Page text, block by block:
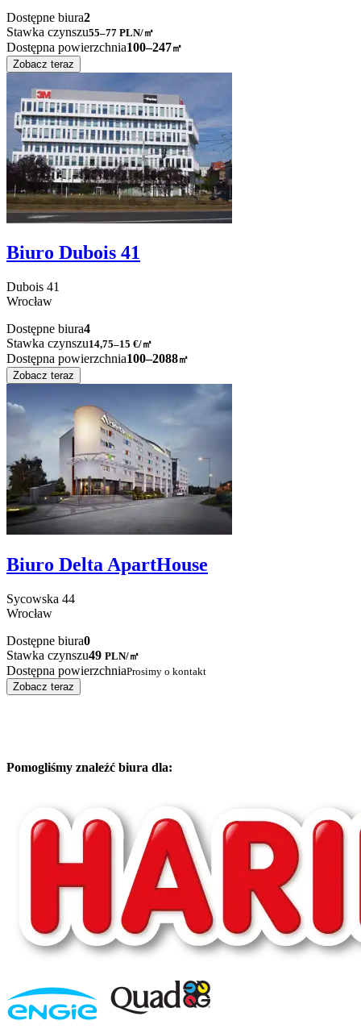
Dostępne biura2
Stawka czynszu55–77 PLN/㎡
Dostępna powierzchnia100–247㎡
Zobacz teraz
Biuro Dubois 41
Dubois 41
Wrocław
Dostępne biura4
Stawka czynszu14,75–15 €/㎡
Dostępna powierzchnia100–2088㎡
Zobacz teraz
Biuro Delta ApartHouse
Sycowska 44
Wrocław
Dostępne biura0
Stawka czynszu49 PLN/㎡
Dostępna powierzchniaProsimy o kontakt
Zobacz teraz
Pomogliśmy znaleźć biura dla: